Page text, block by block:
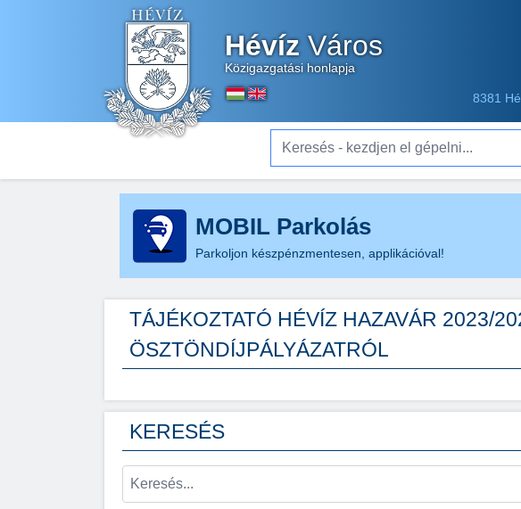
HévízVáros
Közigazgatási honlapja
8381
Keresés - kezdjen el gépelni...
MOBIL Parkolás
Parkoljon készpénzmentesen, applikációval!
TÁJÉKOZTATÓ HÉVÍZ HAZAVÁR 2023/
ÖSZTÖNDÍJPÁLYÁZATRÓL
KERESÉS